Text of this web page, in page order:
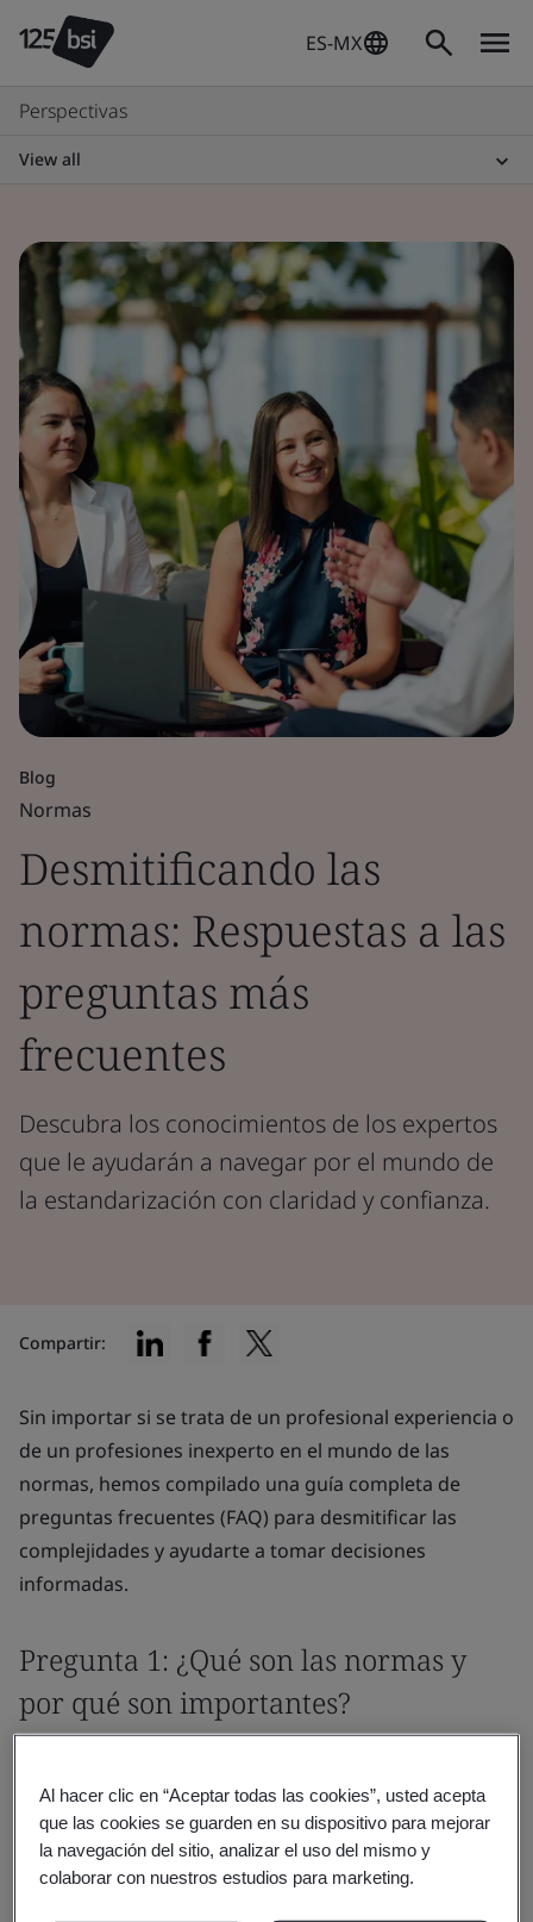
ES-MX
Perspectivas
View all
Blog
Normas
Desmitificando las
normas: Respuestas a las
preguntas más
frecuentes
Descubra los conocimientos de los expertos
que le ayudarán a navegar por el mundo de
la estandarización con claridad y confianza.
Sin importar si se trata de un profesional experiencia o
de un profesiones inexperto en el mundo de las
normas, hemos compilado una guía completa de
preguntas frecuentes (FAQ) para desmitificar las
complejidades y ayudarte a tomar decisiones
informadas.
Pregunta 1: ¿Qué son las normas y
por qué son importantes?
mediante los cuales se establecen pautas o criterios
establecidos que se utilizan para garantizar la
uniformidad, la consistencia y la calidad de los
productos, los servicios, los procesos y las prácticas.
Compartir:
Al hacer clic en “Aceptar todas las cookies”, usted acepta
que las cookies se guarden en su dispositivo para mejorar
la navegación del sitio, analizar el uso del mismo y
colaborar con nuestros estudios para marketing.